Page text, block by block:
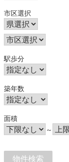
市区選択
駅歩分
築年数
面積
～